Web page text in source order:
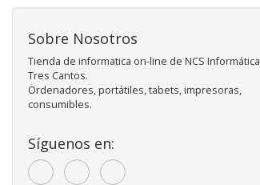
Sobre Nosotros
Tienda de informatica on-line de NCS Informática
Tres Cantos.
Ordenadores, portátiles, tabets, impresoras,
consumibles.
Síguenos en: